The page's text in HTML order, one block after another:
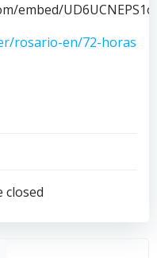
embed/UD6UCNEPS1o
rosario-en/72-horas
closed